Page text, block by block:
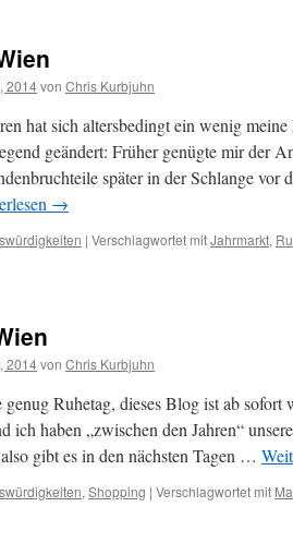
2014von Chris Kurbjuhn
hat sich altersbedingt ein wenig
geändert: Früher genügte mir der
später in der Schlange vor
→
| Verschlagwortet mitJahrmarkt,
2014von Chris Kurbjuhn
Ruhetag, dieses Blog ist ab
ich haben „zwischen den Jahren“
gibt es in den nächsten Tagen …
, Shopping | Verschlagwortet mit